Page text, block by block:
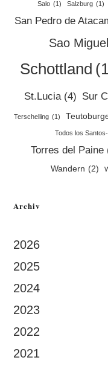
Salo (1) Salzburg (1)
San Pedro de
Sao Miguel
Schottland
St.Lucia (4) Sur
Terschelling (1)
Todos los
Torres del Paine
Wandern (2)
Archiv
2026
2025
2024
2023
2022
2021